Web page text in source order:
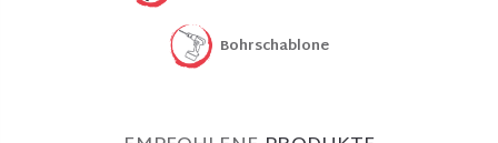
Bohrschablone